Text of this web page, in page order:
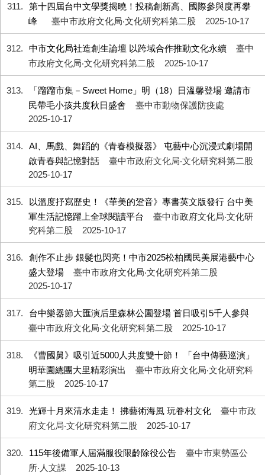
311
第十四屆台中文學獎揭曉！投稿創新高、國際參與度再攀
峰
臺中市政府文化局‧文化研究科第二股 2025-10-17
312 中市文化局社造創生論壇 以跨域合作推動文化永續
臺中
市政府文化局‧文化研究科第二股
2025-10-17
313
「蹓蹓市集－Sweet Home」明（18）日溫馨登場 邀請市
民帶毛小孩共度秋日盛會
臺中市動物保護防疫處
2025-10-17
314
AI、馬戲、舞蹈的《青春模擬器》 屯藝中心沉浸式劇場開
啟青春與記憶對話
臺中市政府文化局‧文化研究科第二股
2025-10-17
315
以溫度抒寫歷史！《華美的跫音》專書英文版發行 台中美
軍生活記憶躍上全球閱讀平台
臺中市政府文化局‧文化研
究科第二股
2025-10-17
316
創作不止步 銀髮也閃亮！中市2025松柏國民美展港藝中心
盛大登場
臺中市政府文化局‧文化研究科第二股
2025-10-17
317
台中樂器節大匯演后里森林公園登場 首日吸引5千人參與
臺中市政府文化局‧文化研究科第二股
2025-10-17
318
《曹國舅》吸引近5000人共度雙十節！ 「台中傳藝巡演」
明華園總團大里精彩演出
臺中市政府文化局‧文化研究科
第二股
2025-10-17
319 光輝十月來清水走走！ 拂藝術海風 玩眷村文化
臺中市政
府文化局‧文化研究科第二股
2025-10-17
320 115年後備軍人屆滿服役限齡除役公告
臺中市東勢區公
所‧人文課
2025-10-13